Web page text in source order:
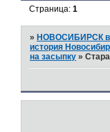
Страница:1
» НОВОСИБИРСК в
история
на засыпку »